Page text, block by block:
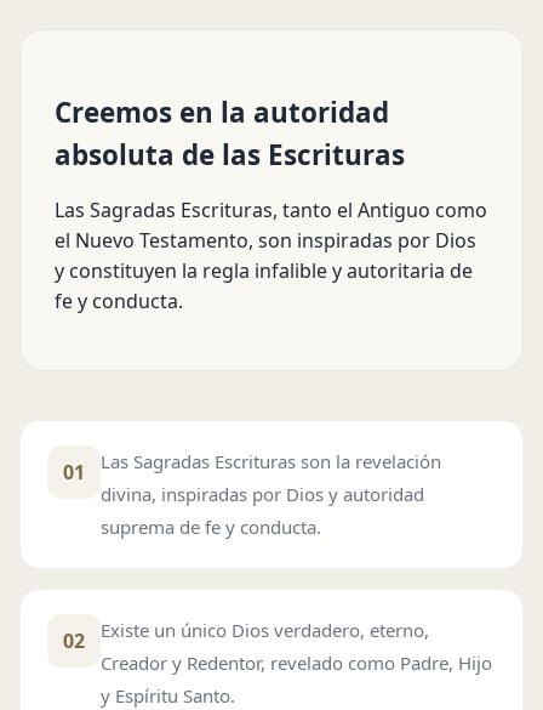
Creemos en la autoridad
absoluta de las Escrituras
Las Sagradas Escrituras, tanto el Antiguo como
el Nuevo Testamento, son inspiradas por Dios
y constituyen la regla infalible y autoritaria de
fe y conducta.
01
Las Sagradas Escrituras son la revelación
divina, inspiradas por Dios y autoridad
suprema de fe y conducta.
02
Existe un único Dios verdadero, eterno,
Creador y Redentor, revelado como Padre, Hijo
y Espíritu Santo.